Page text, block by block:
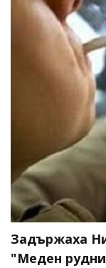
Задържаха
"Меден